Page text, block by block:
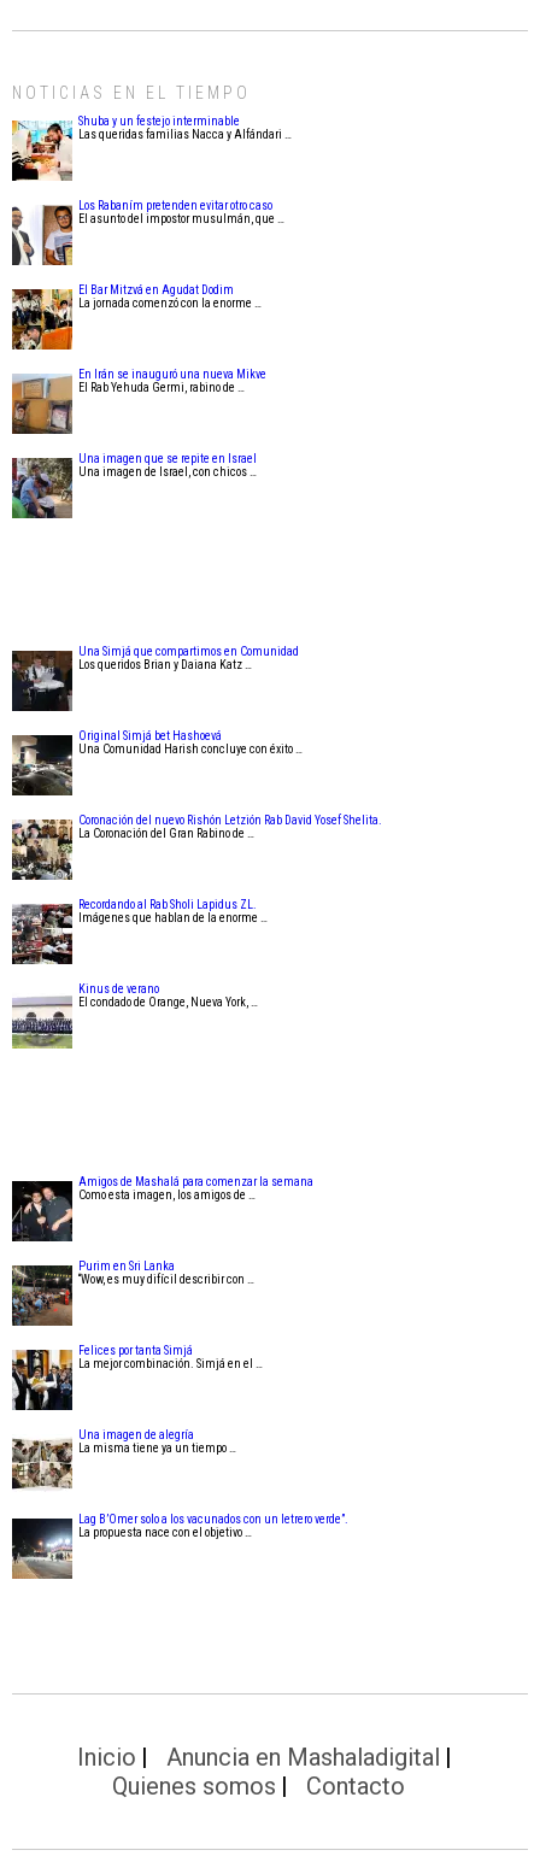
NOTICIAS EN EL TIEMPO
Shuba y un festejo interminable
Las queridas familias Nacca y Alfándari …
Los Rabaním pretenden evitar otro caso
El asunto del impostor musulmán, que …
El Bar Mitzvá en Agudat Dodim
La jornada comenzó con la enorme …
En Irán se inauguró una nueva Mikve
El Rab Yehuda Germi, rabino de …
Una imagen que se repite en Israel
Una imagen de Israel, con chicos …
Una Simjá que compartimos en Comunidad
Los queridos Brian y Daiana Katz …
Original Simjá bet Hashoevá
Una Comunidad Harish concluye con éxito …
Coronación del nuevo Rishón Letzión Rab David Yosef Shelita.
La Coronación del Gran Rabino de …
Recordando al Rab Sholi Lapidus ZL.
Imágenes que hablan de la enorme …
Kinus de verano
El condado de Orange, Nueva York, …
Amigos de Mashalá para comenzar la semana
Como esta imagen, los amigos de …
Purim en Sri Lanka
“Wow, es muy difícil describir con …
Felices por tanta Simjá
La mejor combinación. Simjá en el …
Una imagen de alegría
La misma tiene ya un tiempo …
Lag B’Omer solo a los vacunados con un letrero verde”.
La propuesta nace con el objetivo …
Inicio
Anuncia en Mashaladigital
Quienes somos
Contacto